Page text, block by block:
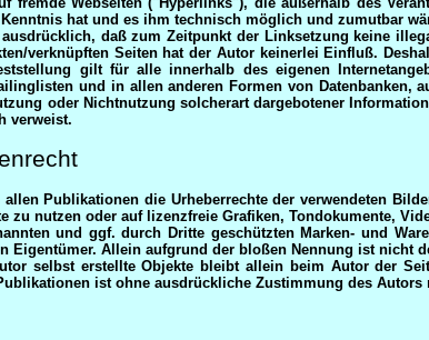
hat und es ihm technisch möglich und zumutbar
daß zum Zeitpunkt der Linksetzung keine
verknüpften Seiten hat der Autor keinerlei Einfluß.
gilt für alle innerhalb des eigenen
und in allen anderen Formen von
oder Nichtnutzung solcherart dargebotener
verweist.
Publikationen die Urheberrechte der verwendeten
zu nutzen oder auf lizenzfreie Grafiken, Tondokumente,
und ggf. durch Dritte geschützten Marken- und
Eigentümer. Allein aufgrund der bloßen Nennung ist nicht
selbst erstellte Objekte bleibt allein beim Autor der
ist ohne ausdrückliche Zustimmung des Autors